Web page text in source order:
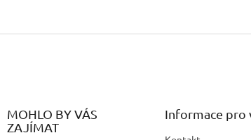
MOHLO BY VÁS
ZAJÍMAT
Informace pro